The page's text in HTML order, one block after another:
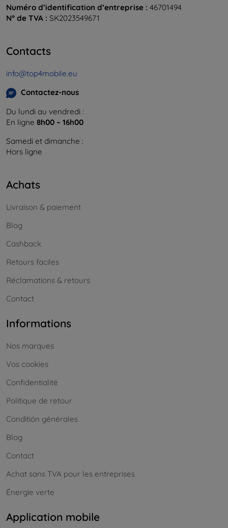
Numéro d’identification d’entreprise : 46701494
N° de TVA : SK2023549671
Contacts
info@top4mobile.eu
Contactez-nous
Du lundi au vendredi :
En ligne 8h00 – 16h00
Samedi et dimanche :
Hors ligne
Achats
Livraison & paiement
Blog
Cashback
Retours faciles
Réclamations & retours
Contact
Informations
Nos marques
Vos cookies
Confidentialité
Politique de retour
Conditión générales
Blog
Contact
Achat sans TVA pour les entreprises
Énergie verte
Application mobile